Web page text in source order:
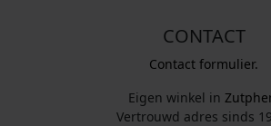
CONTACT
Contact formulier.
Eigen winkel in
Vertrouwd adres sinds